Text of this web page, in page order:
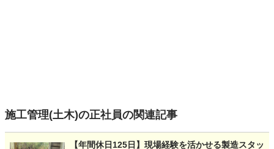
施工管理(土木)の正社員の関連記事
【年間休日125日】現場経験を活かせる製造スタッ